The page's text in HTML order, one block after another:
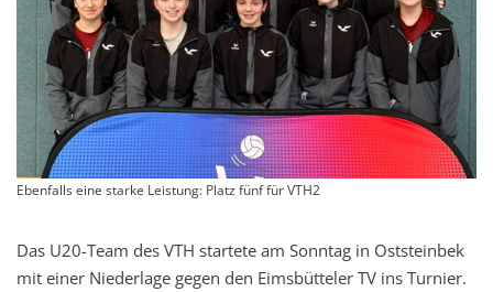
Ebenfalls eine starke Leistung: Platz fünf für VTH2
Das U20-Team des VTH startete am Sonntag in Oststeinbek
mit einer Niederlage gegen den Eimsbütteler TV ins Turnier.